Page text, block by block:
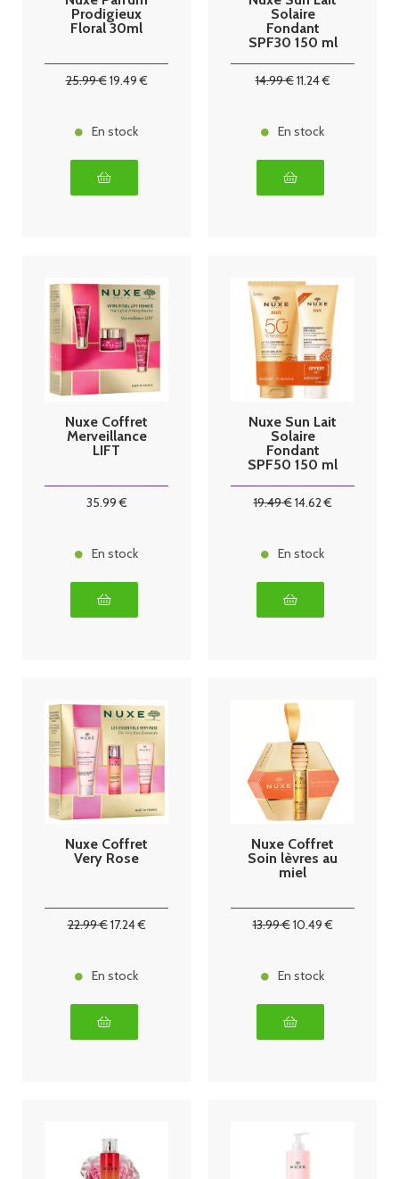
Prodigieux
Floral 30ml
25.99€19.49€
En stock
Solaire
Fondant
SPF30 150 ml
14.99€11.24€
En stock
Nuxe Coffret
Merveillance
LIFT
35.99€
En stock
Nuxe Sun Lait
Solaire
Fondant
SPF50 150 ml
100 ml
19.49€14.62€
En stock
Nuxe Coffret
Very Rose
22.99€17.24€
En stock
Nuxe Coffret
Soin lèvres au
miel
13.99€10.49€
En stock